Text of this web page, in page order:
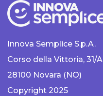
Innova Semplice S.p.A.
Corso della Vittoria, 31/A
28100 Novara (NO)
Copyright 2025